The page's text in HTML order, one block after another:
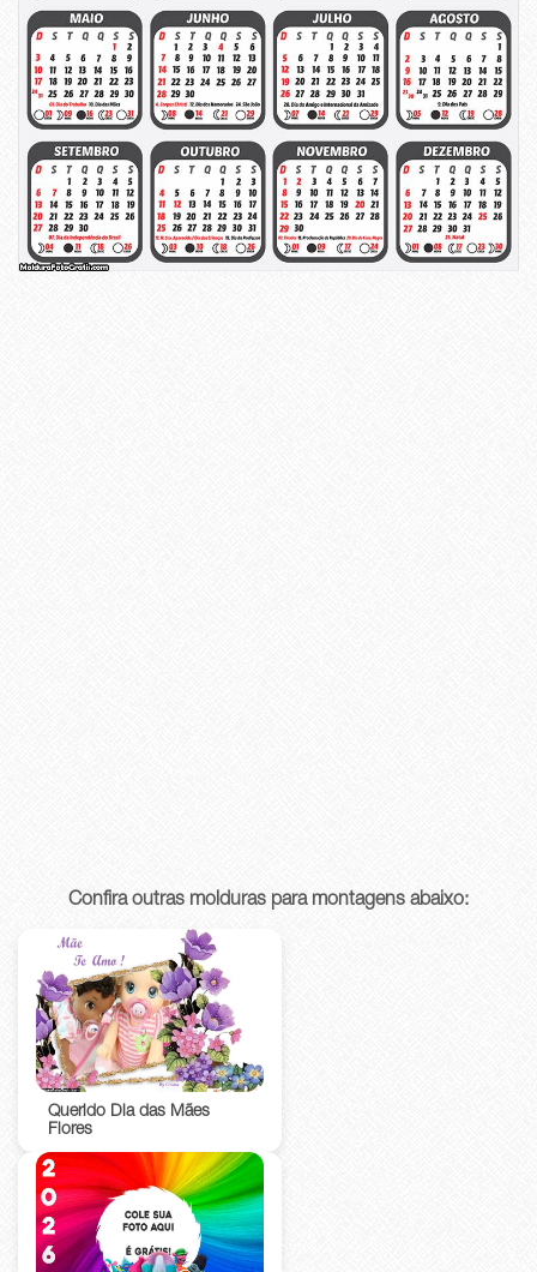
Confira outras molduras para montagens abaixo:
Querido Dia das Mães
Flores